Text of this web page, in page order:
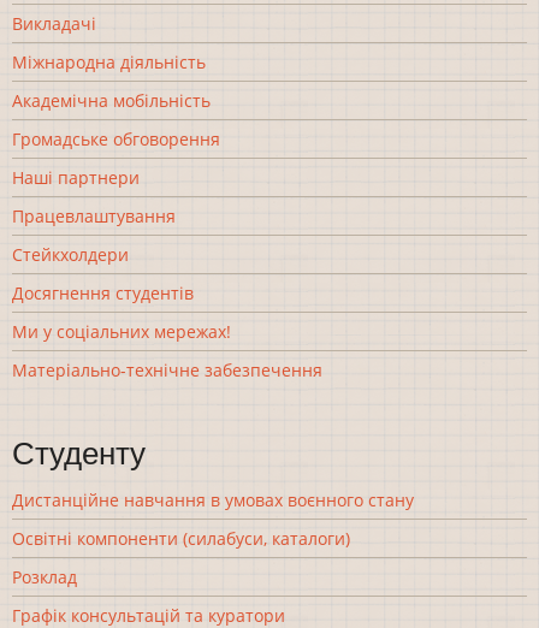
Викладачі
Міжнародна діяльність
Академічна мобільність
Громадське обговорення
Наші партнери
Працевлаштування
Стейкхолдери
Досягнення студентів
Ми у соціальних мережах!
Матеріально-технічне забезпечення
Студенту
Дистанційне навчання в умовах воєнного стану
Освітні компоненти (силабуси, каталоги)
Розклад
Графік консультацій та куратори